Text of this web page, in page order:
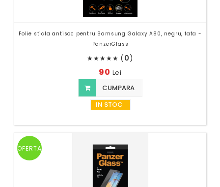
Folie sticla antisoc pentru Samsung Galaxy A80, negru, fata -
PanzerGlass
★★★★★ (0)
90 Lei
CUMPARA
IN STOC
OFERTA